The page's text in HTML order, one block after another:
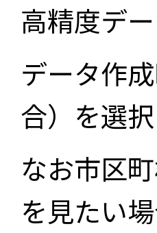
高精度デ
データ作
合）を選
なお市区
を見たい